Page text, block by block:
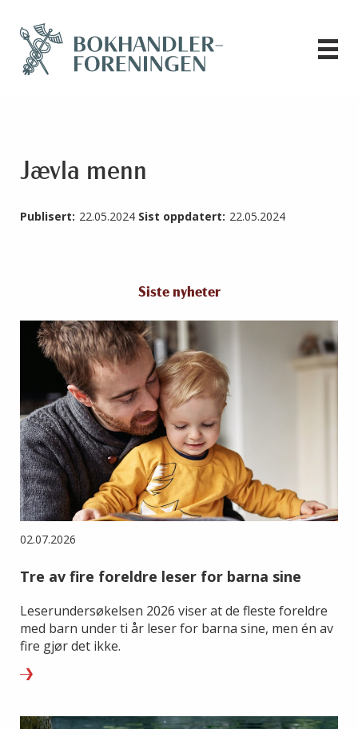
Jævla menn
Publisert: 22.05.2024 Sist oppdatert: 22.05.2024
Siste nyheter
02.07.2026
Tre av fire foreldre leser for barna sine
Leserundersøkelsen 2026 viser at de fleste foreldre
med barn under ti år leser for barna sine, men én av
fire gjør det ikke.